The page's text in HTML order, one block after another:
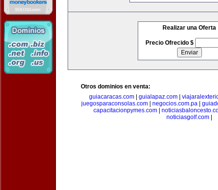
Realizar una Oferta
Precio Ofrecido $
Otros dominios en venta:
guiacaracas.com
guialapaz.com
juegosparaconsolas.com| negocios.com.pa|
capacitacionpymes.com|
noticiasgolf.com